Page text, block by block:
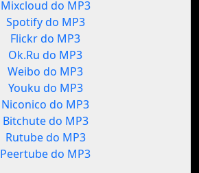
Mixcloud do MP3
Spotify do MP3
Flickr do MP3
Ok.Ru do MP3
Weibo do MP3
Youku do MP3
Niconico do MP3
Bitchute do MP3
Rutube do MP3
Peertube do MP3